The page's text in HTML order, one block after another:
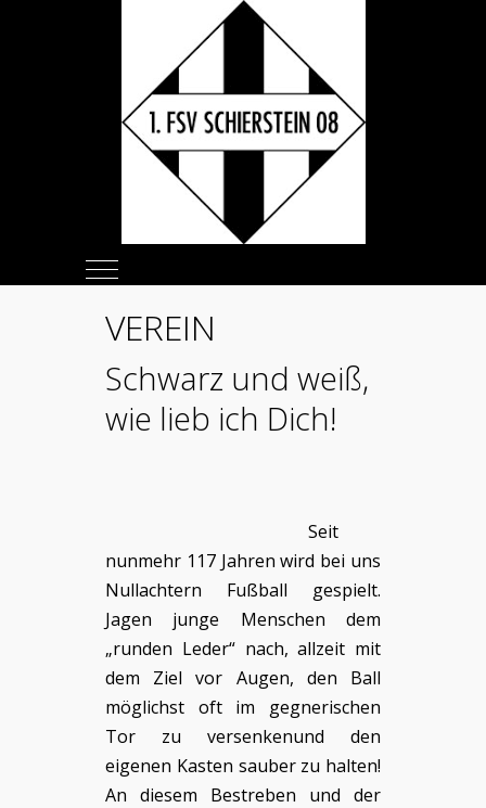
Mobile Menu Toggle
VEREIN
Schwarz und weiß,
wie lieb ich Dich!
Seit
nunmehr 117 Jahren wird bei uns
Nullachtern Fußball gespielt.
Jagen junge Menschen dem
„runden Leder“ nach, allzeit mit
dem Ziel vor Augen, den Ball
möglichst oft im gegnerischen
Tor zu versenkenund den
eigenen Kasten sauber zu halten!
An diesem Bestreben und der